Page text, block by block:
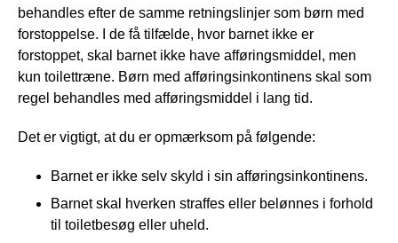
behandles efter de samme retningslinjer som børn med
forstoppelse. I de få tilfælde, hvor barnet ikke er
forstoppet, skal barnet ikke have afføringsmiddel, men
kun toilettræne. Børn med afføringsinkontinens skal som
regel behandles med afføringsmiddel i lang tid.
Det er vigtigt, at du er opmærksom på følgende:
Barnet er ikke selv skyld i sin afføringsinkontinens.
Barnet skal hverken straffes eller belønnes i forhold
til toiletbesøg eller uheld.